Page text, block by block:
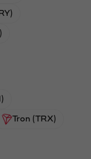
Tron (TRX)